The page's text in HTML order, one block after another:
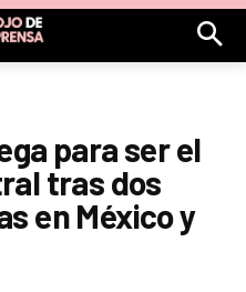
para ser el
tras dos
en México y